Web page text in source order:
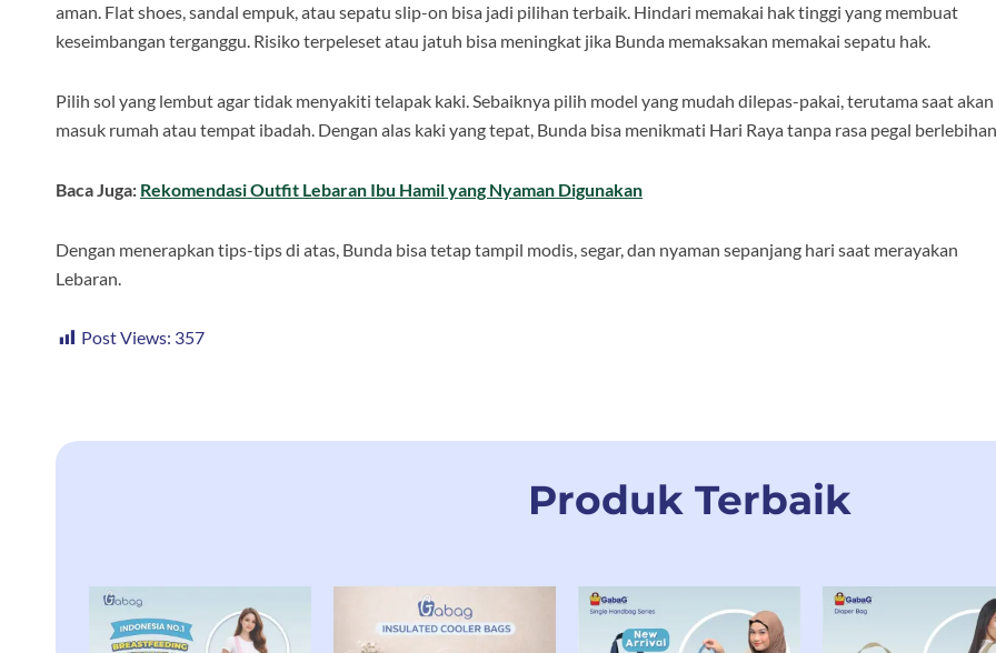
aman. Flat shoes, sandal empuk, atau sepatu slip-on bisa jadi pilihan terbaik. Hindari memakai hak tinggi yang membuat
keseimbangan terganggu. Risiko terpeleset atau jatuh bisa meningkat jika Bunda memaksakan memakai sepatu hak.
Pilih sol yang lembut agar tidak menyakiti telapak kaki. Sebaiknya pilih model yang mudah dilepas-pakai, terutama saat akan
masuk rumah atau tempat ibadah. Dengan alas kaki yang tepat, Bunda bisa menikmati Hari Raya tanpa rasa pegal
Baca Juga: Rekomendasi Outfit Lebaran Ibu Hamil yang Nyaman Digunakan
Dengan menerapkan tips-tips di atas, Bunda bisa tetap tampil modis, segar, dan nyaman sepanjang hari saat merayakan
Lebaran.
Post Views: 357
Produk Terbaik